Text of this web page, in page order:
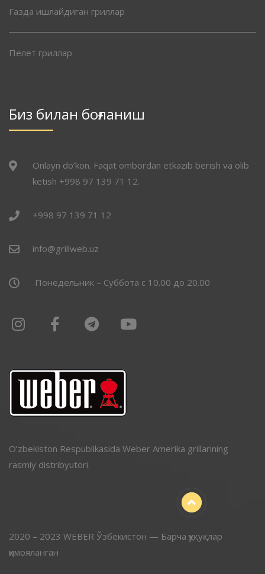
Газда ишлайдиган гриллар
Пелет гриллар
Биз билан боғланиш
Onlayn do’kon. Faqat ombordan etkazib berish va olib
ketish +998 97 139 71 12.
+998 97 139 71 12
info@grillweb.uz
Понедельник – Суббота с 10.00 до 20.00
O’zbekiston Respublikasida Weber Amerika grillarining
rasmiy distribyutori.
2020 – 2023 WEBER Ўзбекистон — Барча ҳуқуқлар
ҳимояланган